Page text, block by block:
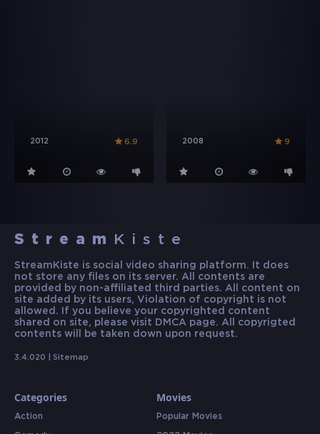
2012 6.9 2008 9
Stream Kiste
StreamKiste is social video sharing platform. It does
not store any files on its server. All contents are
provided by non-affiliated third parties. All content on
site added by its users, Violation of copyright is not
allowed. If you believe your copyrighted content
shared on site, please visit DMCA page. All copyrigted
contents will be taken down upon request.
3.4.020 | Sitemap
Categories
Action
Movies
Popular Movies